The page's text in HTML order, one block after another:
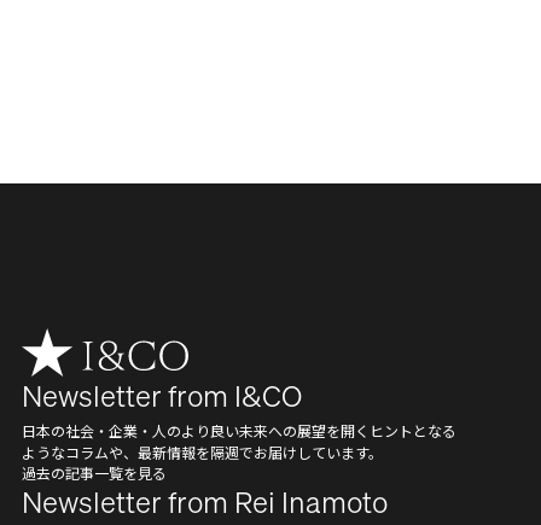
Newsletter from I&CO
日本の社会・企業・人のより良い未来への展望を開くヒントとなる
ようなコラムや、最新情報を隔週でお届けしています。
過去の記事一覧を見る
Newsletter from Rei Inamoto